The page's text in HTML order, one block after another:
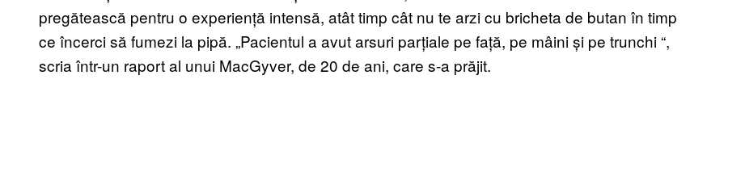
pregătească pentru o experiență intensă, atât timp cât nu te arzi cu bricheta de butan în timp
ce încerci să fumezi la pipă. „Pacientul a avut arsuri parțiale pe față, pe mâini și pe trunchi “,
scria într-un raport al unui MacGyver, de 20 de ani, care s-a prăjit.